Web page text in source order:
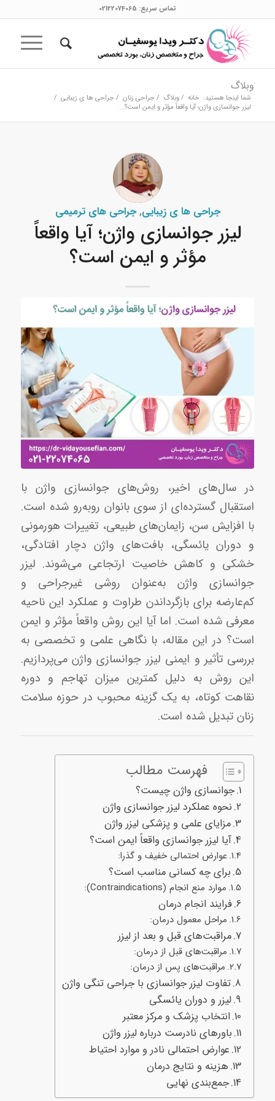
تماس سریع: 02122074065
وبلاگ
شما اینجا هستید: خانه / وبلاگ / جراحی زنان / جراحی ها ی زیبایی /
لیزر جوانسازی واژن؛ آیا واقعاً مؤثر و ایمن است؟...
جراحی ها ی زیبایی,جراحی های ترمیمی
لیزر جوانسازی واژن؛ آیا واقعاً
مؤثر و ایمن است؟
در سال‌های اخیر، روش‌های جوانسازی واژن با
استقبال گسترده‌ای از سوی بانوان روبه‌رو شده است.
با افزایش سن، زایمان‌های طبیعی، تغییرات هورمونی
و دوران یائسگی، بافت‌های واژن دچار افتادگی،
خشکی و کاهش خاصیت ارتجاعی می‌شوند. لیزر
جوانسازی واژن به‌عنوان روشی غیرجراحی و
کم‌عارضه برای بازگرداندن طراوت و عملکرد این ناحیه
معرفی شده است. اما آیا این روش واقعاً مؤثر و ایمن
است؟ در این مقاله، با نگاهی علمی و تخصصی به
بررسی تأثیر و ایمنی لیزر جوانسازی واژن می‌پردازیم.
این روش به دلیل کمترین میزان تهاجم و دوره
نقاهت کوتاه، به یک گزینه محبوب در حوزه سلامت
زنان تبدیل شده است.
فهرست مطالب
جوانسازی واژن چیست؟
نحوه عملکرد لیزر جوانسازی واژن
مزایای علمی و پزشکی لیزر واژن
آیا لیزر جوانسازی واقعاً ایمن است؟
عوارض احتمالی خفیف و گذرا:
برای چه کسانی مناسب است؟
موارد منع انجام (Contraindications):
فرایند انجام درمان
مراحل معمول درمان:
مراقبت‌های قبل و بعد از لیزر
مراقبت‌های قبل از درمان:
مراقبت‌های پس از درمان:
تفاوت لیزر جوانسازی با جراحی تنگی واژن
لیزر و دوران یائسگی
انتخاب پزشک و مرکز معتبر
باورهای نادرست درباره لیزر واژن
عوارض احتمالی نادر و موارد احتیاط
هزینه و نتایج درمان
جمع‌بندی نهایی